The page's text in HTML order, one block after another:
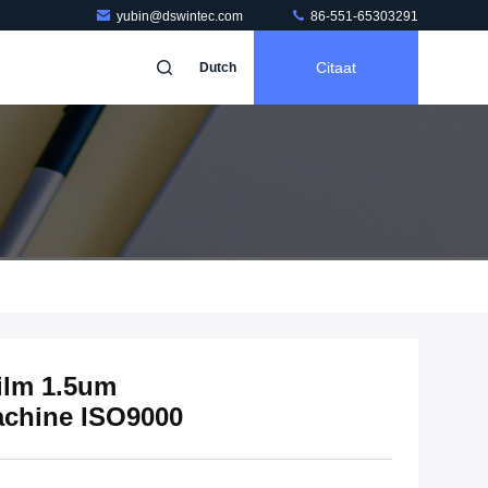
yubin@dswintec.com 86-551-65303291
Dutch Citaat
1.5um
ISO9000